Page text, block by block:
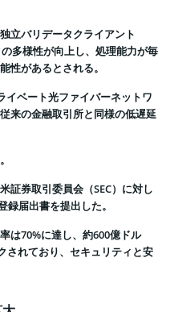
立バリデータクライアント
多様性が向上し、処理能力が毎
性があるとされる。
ベート光ファイバーネットワ
来の金融取引所と同様の低遅延
証券取引委員会（SEC）に対し
届出書を提出した。
は70%に達し、約600億ドル
されており、セキュリティと安